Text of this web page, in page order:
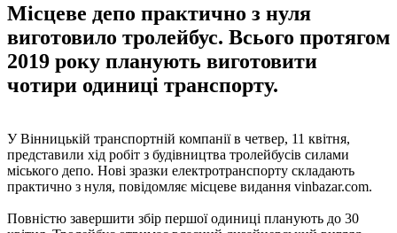
Місцеве депо практично з нуля
виготовило тролейбус. Всього протягом
2019 року планують виготовити
чотири одиниці транспорту.
У Вінницькій транспортній компанії в четвер, 11 квітня,
представили хід робіт з будівництва тролейбусів силами
міського депо. Нові зразки електротранспорту складають
практично з нуля, повідомляє місцеве видання vinbazar.com.
Повністю завершити збір першої одиниці планують до 30